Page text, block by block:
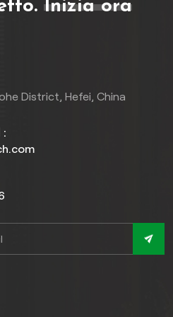
scatto, è adatto sia per uso
Inizia ora
District, Hefei, China